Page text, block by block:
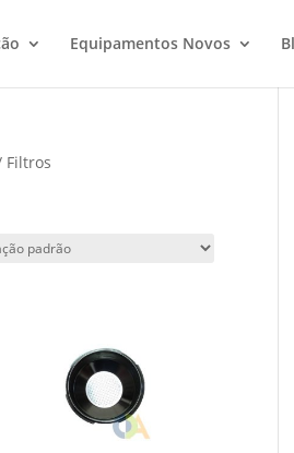
Equipamentos Novos
Filtros